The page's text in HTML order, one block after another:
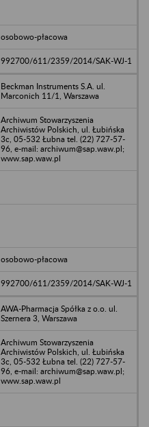
osobowo-płacowa
992700/611/2359/2014/SAK-WJ-1
Beckman Instruments S.A. ul.
Marconich 11/1, Warszawa
Archiwum Stowarzyszenia
Archiwistów Polskich, ul. Łubińska
3c, 05-532 Łubna tel. (22) 727-57-
96, e-mail: archiwum@sap.waw.pl;
www.sap.waw.pl
osobowo-płacowa
992700/611/2359/2014/SAK-WJ-1
AWA-Pharmacja Spółka z o.o. ul.
Szernera 3, Warszawa
Archiwum Stowarzyszenia
Archiwistów Polskich, ul. Łubińska
3c, 05-532 Łubna tel. (22) 727-57-
96, e-mail: archiwum@sap.waw.pl;
www.sap.waw.pl